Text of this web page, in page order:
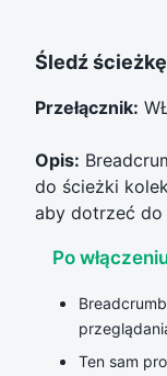
Śledź
Przełącznik:
Opis:
do ścieżki
aby dotrzeć
Po
Ten sam